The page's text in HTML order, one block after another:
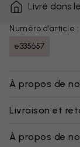
Livré dans
Numéro d'article :
e335657
À propos de
Livraison et
À propos de